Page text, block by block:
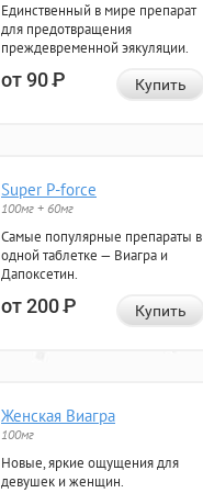
Единственный в мире препарат
для предотвращения
преждевременной эякуляции.
от 90Р Купить
Super P-force
100мг + 60мг
Самые популярные препараты в
одной таблетке — Виагра и
Дапоксетин.
от 200Р Купить
Женская Виагра
100мг
Новые, яркие ощущения для
девушек и женщин.